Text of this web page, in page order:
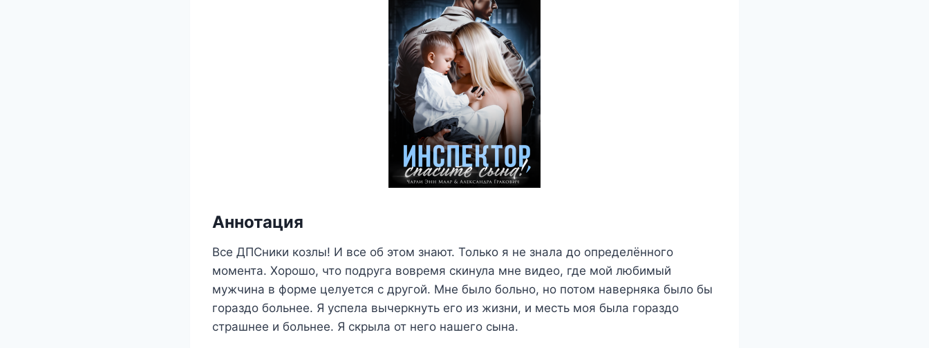
Аннотация
Все ДПСники козлы! И все об этом знают. Только я не знала до определённого
момента. Хорошо, что подруга вовремя скинула мне видео, где мой любимый
мужчина в форме целуется с другой. Мне было больно, но потом наверняка было бы
гораздо больнее. Я успела вычеркнуть его из жизни, и месть моя была гораздо
страшнее и больнее. Я скрыла от него нашего сына.